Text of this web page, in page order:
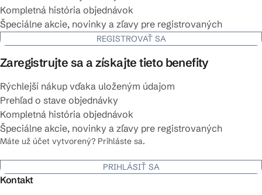
Kompletná história objednávok
Špeciálne akcie, novinky a zľavy pre registrovaných
REGISTROVAŤ SA
Zaregistrujte sa a získajte tieto benefity
Rýchlejší nákup vďaka uloženým údajom
Prehľad o stave objednávky
Kompletná história objednávok
Špeciálne akcie, novinky a zľavy pre registrovaných
Máte už účet vytvorený? Prihláste sa.
PRIHLÁSIŤ SA
Kontakt